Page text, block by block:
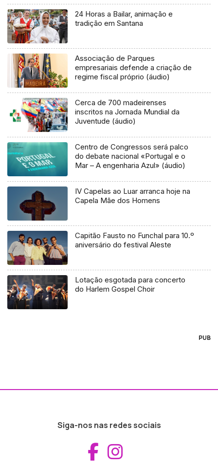
24 Horas a Bailar, animação e
tradição em Santana
Associação de Parques
empresariais defende a criação de
regime fiscal próprio (áudio)
Cerca de 700 madeirenses
inscritos na Jornada Mundial da
Juventude (áudio)
Centro de Congressos será palco
do debate nacional «Portugal e o
Mar – A engenharia Azul» (áudio)
IV Capelas ao Luar arranca hoje na
Capela Mãe dos Homens
Capitão Fausto no Funchal para 10.º
aniversário do festival Aleste
Lotação esgotada para concerto
do Harlem Gospel Choir
PUB
Siga-nos nas redes sociais
Aceder ao